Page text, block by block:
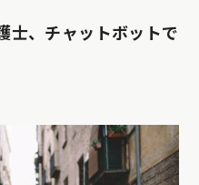
士、チャットボットで